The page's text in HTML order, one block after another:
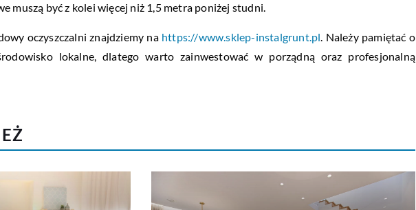
muszą być z kolei więcej niż 1,5 metra poniżej studni.
oczyszczalni znajdziemy na https://www.sklep-instalgrunt.pl. Należy pamiętać o
lokalne, dlatego warto zainwestować w porządną oraz profesjonalną